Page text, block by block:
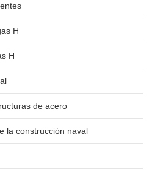
H
H
de acero
la construcción naval